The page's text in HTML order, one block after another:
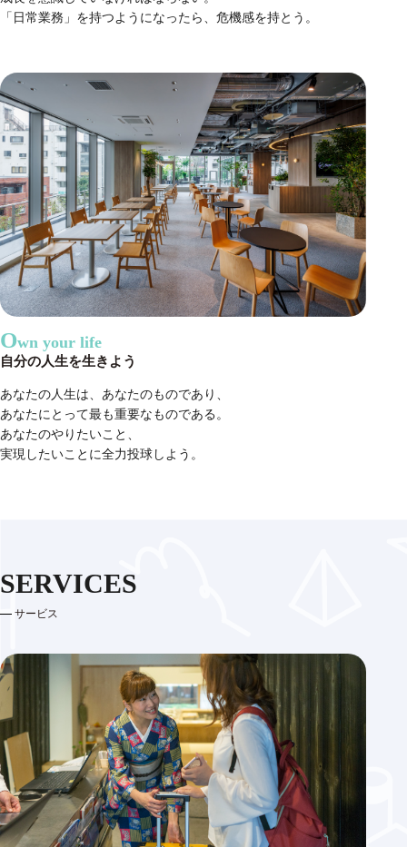
「日常業務」を持つようになったら、危機感を持とう。
Own your life
自分の人生を生きよう
あなたの人生は、あなたのものであり、
あなたにとって最も重要なものである。
あなたのやりたいこと、
実現したいことに全力投球しよう。
SERVICES
サービス